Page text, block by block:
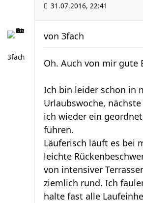
31.07.2016, 22:41
3fach
von 3fach
Oh. Auch von mir gute
Ich bin leider schon in
Urlaubswoche,
ich wieder ein
führen.
Läuferisch läuft es bei
leichte
von intensiver
ziemlich rund. Ich
halte fast alle